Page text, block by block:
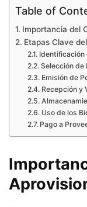
Table of
Importancia del
Etapas Clave
Identificación
Selección de
Emisión de
Recepción y
Uso de los
Pago a